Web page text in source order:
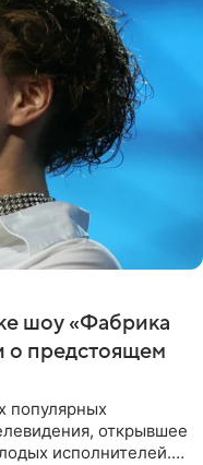
шоу «Фабрика
о предстоящем
популярных
открывшее
исполнителей.